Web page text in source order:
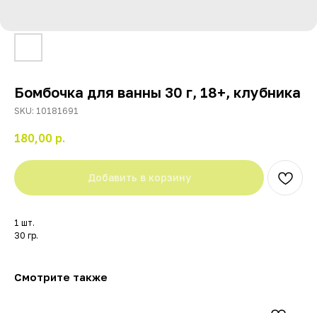
Бомбочка для ванны 30 г, 18+, клубника
SKU: 10181691
180,00 р.
Добавить в корзину
1 шт.
30 гр.
Смотрите также